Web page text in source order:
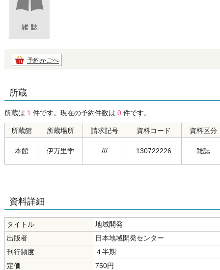
予約かごへ
所蔵
所蔵は 1 件です。現在の予約件数は 0 件です。
所蔵館 所蔵場所 請求記号 資料コード 資料区分
本館 伊万里学 /// 130722226 雑誌
資料詳細
タイトル
地域開発
出版者
日本地域開発センター
刊行頻度
４半期
定価
750円